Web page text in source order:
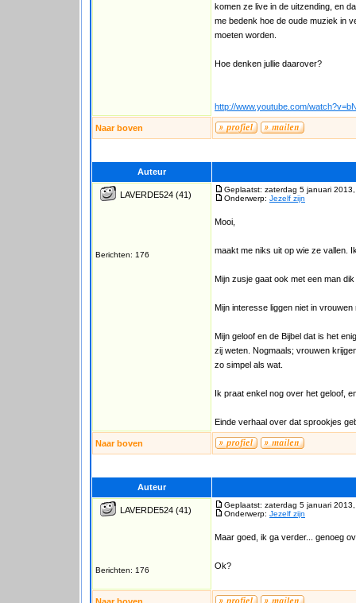
komen ze live in de uitzending, en
me bedenk hoe de oude muziek in
moeten worden.
Hoe denken jullie daarover?
http://www.youtube.com/
Naar boven
Auteur
LAVERDE524 (41)
Berichten: 176
Geplaatst: zaterdag 5 januari
Onderwerp: Jezelf zijn
Mooi,
maakt me niks uit op wie ze vallen.
Mijn zusje gaat ook met een man
Mijn interesse liggen niet in
Mijn geloof en de Bijbel dat is het
zij weten. Nogmaals; vrouwen
zo simpel als wat.
Ik praat enkel nog over het geloof,
Einde verhaal over dat sprookjes
Naar boven
Auteur
LAVERDE524 (41)
Berichten: 176
Geplaatst: zaterdag 5 januari
Onderwerp: Jezelf zijn
Maar goed, ik ga verder... genoeg
Ok?